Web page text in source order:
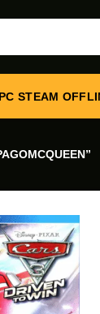
PC STEAM